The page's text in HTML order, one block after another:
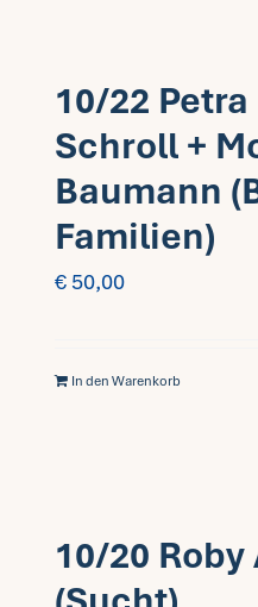
10/22
Schroll +
Baumann
Familien)
€ 50,00
In den Warenkorb
10/20